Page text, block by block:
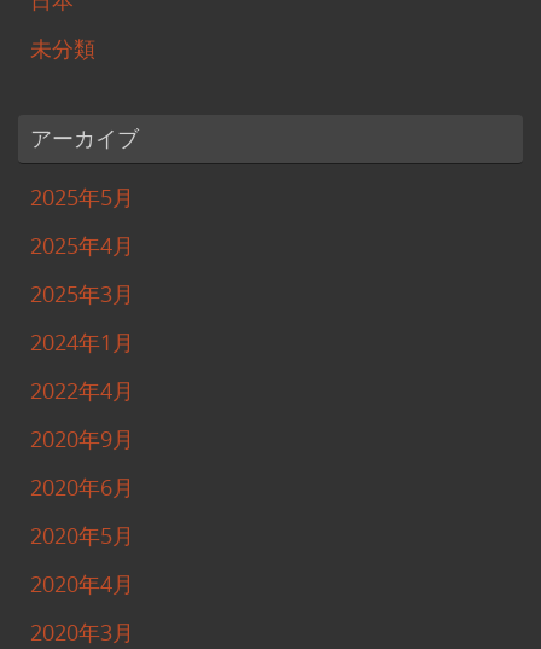
未分類
アーカイブ
2025年5月
2025年4月
2025年3月
2024年1月
2022年4月
2020年9月
2020年6月
2020年5月
2020年4月
2020年3月